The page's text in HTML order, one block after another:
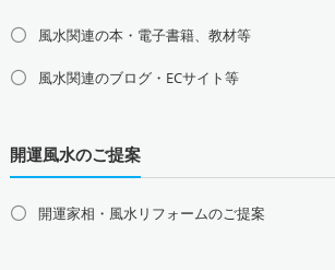
山梨県の占い師募集・求人
新潟県の占い師募
東海地方の占い師募集・求人
愛知県の占い師募集・求人
岐阜県の占い師募
三重県の占い師募集・求人
静岡県の占い師募
風水関連の本・電子書籍、教材等
風水関連のブログ・ECサイト等
開運風水のご提案
開運家相・風水リフォームのご提案